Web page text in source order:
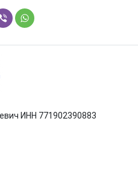
ИНН 771902390883